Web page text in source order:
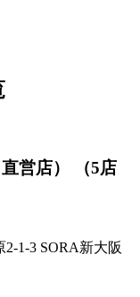
営店） （5店
1-3 SORA新大阪